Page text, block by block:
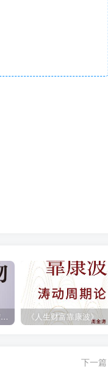
《三生万物》宁高宁（epub+mobi+azw3+pdf） 《人生财富靠康波》波动周期论（epub+mobi+azw3+pdf）
下一篇